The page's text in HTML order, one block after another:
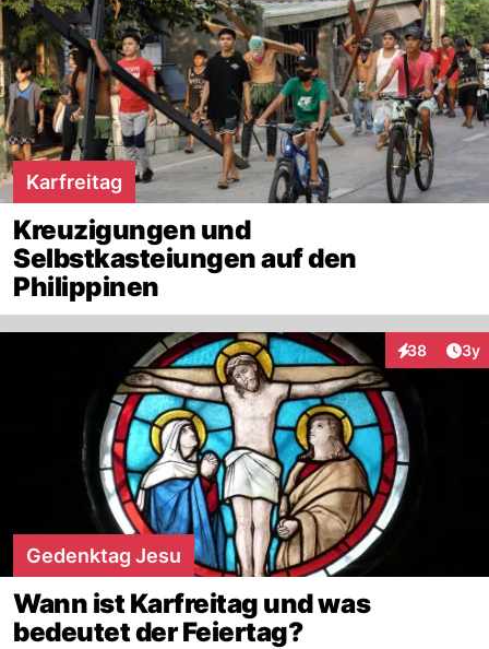
Karfreitag
Kreuzigungen und
Selbstkasteiungen auf den
Philippinen
38
Interaktionen
3y
Gedenktag Jesu
Wann ist Karfreitag und was
bedeutet der Feiertag?